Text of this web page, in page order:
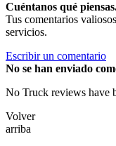
Cuéntanos qué
Tus comentarios
servicios.
Escribir un comentario
No se han enviado
No Truck reviews have
Volver
arriba